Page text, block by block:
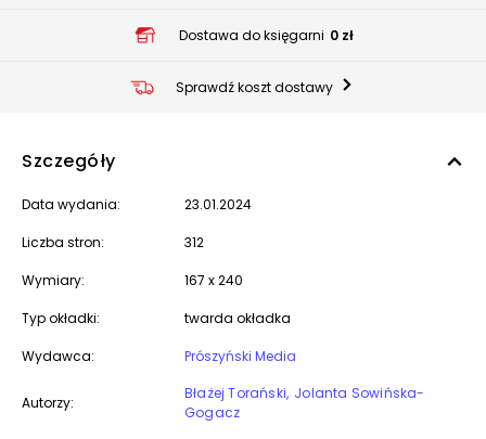
Dostawa do księgarni 0 zł
Sprawdź koszt dostawy
Szczegóły
Data wydania: 23.01.2024
Liczba stron: 312
Wymiary: 167 x 240
Typ okładki: twarda okładka
Wydawca: Prószyński Media
Autorzy:
Błażej Torański Jolanta Sowińska-
Gogacz